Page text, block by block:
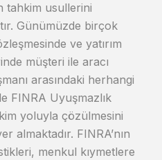
tahkim usullerini
Günümüzde birçok
ve yatırım
müşteri ile aracı
arasındaki herhangi
FINRA Uyuşmazlık
yoluyla çözülmesini
almaktadır. FINRA’nın
menkul kıymetlere